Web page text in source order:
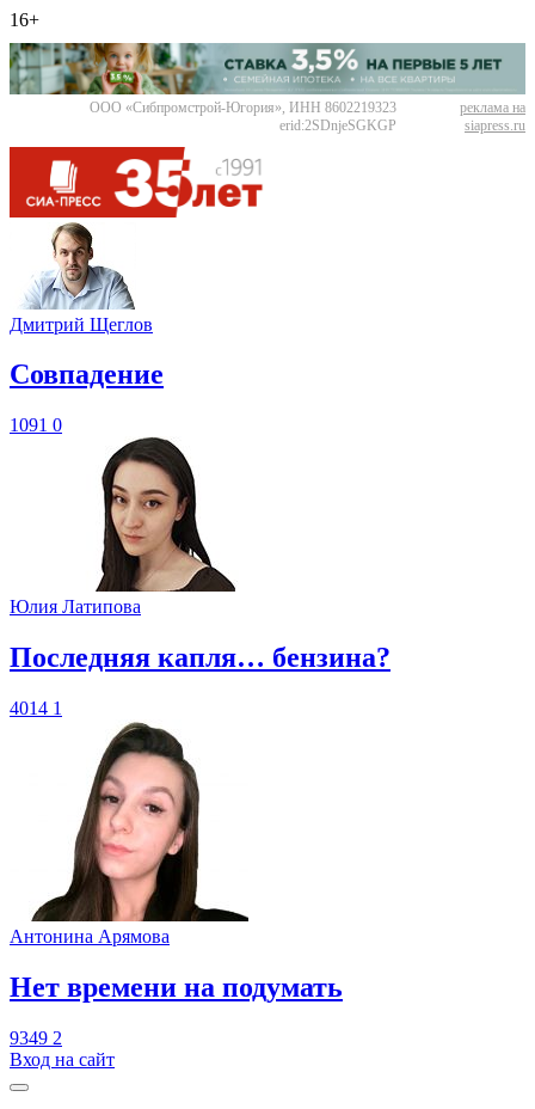
16+
ООО «Сибпромстрой-Югория», ИНН 8602219323
erid:2SDnjeSGKGP
реклама на
siapress.ru
Дмитрий Щеглов
​Совпадение
1091 0
Юлия Латипова
​Последняя капля… бензина?
4014 1
Антонина Арямова
​Нет времени на подумать
9349 2
Вход на сайт